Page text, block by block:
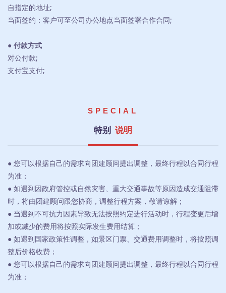
自指定的地址;
当面签约：客户可至公司办公地点当面签署合作合同;
● 付款方式
对公付款;
支付宝支付;
SPECIAL
特别 说明
● 您可以根据自己的需求向团建顾问提出调整，最终行程以合同行程
为准；
● 如遇到因政府管控或自然灾害、重大交通事故等原因造成交通阻滞
时，将由团建顾问跟您协商，调整行程方案，敬请谅解；
● 当遇到不可抗力因素导致无法按照约定进行活动时，行程变更后增
加或减少的费用将按照实际发生费用结算；
● 如遇到国家政策性调整，如景区门票、交通费用调整时，将按照调
整后价格收费；
● 您可以根据自己的需求向团建顾问提出调整，最终行程以合同行程
为准；